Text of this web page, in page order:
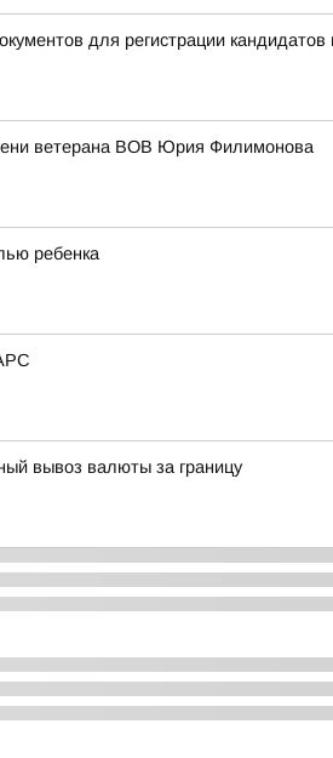
для регистрации
ветерана ВОВ Юрия Филимонова
ребенка
вывоз валюты за границу